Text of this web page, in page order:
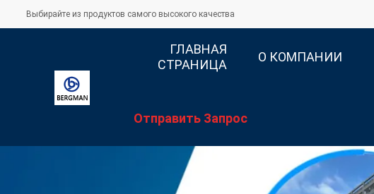
Выбирайте из продуктов самого высокого качества
ГЛАВНАЯ
СТРАНИЦА
О КОМПАНИИ
Отправить Запрос